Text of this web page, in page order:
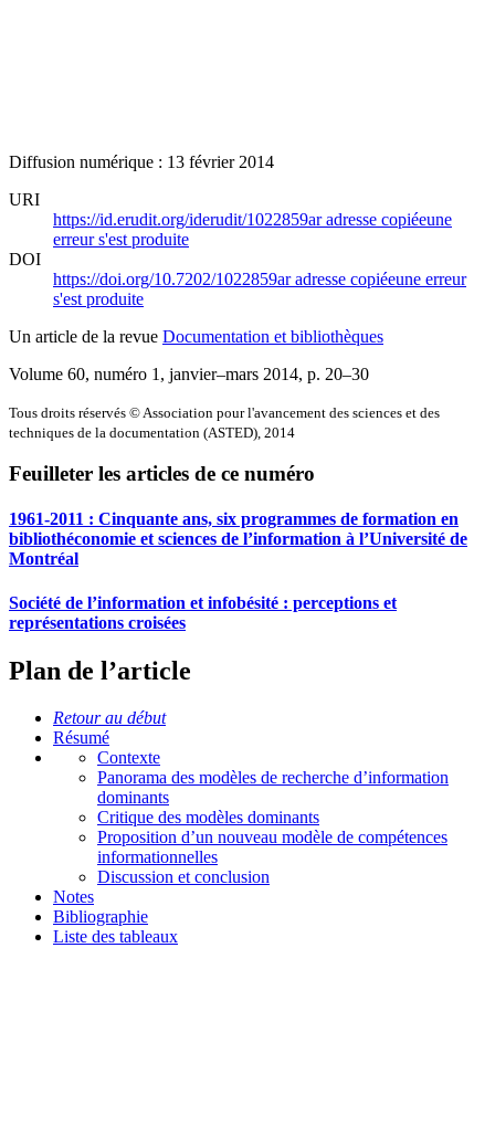
Diffusion numérique : 13 février 2014
URI
https://id.erudit.org/iderudit/1022859aradresse copiéeune
erreur s'est produite
DOI
https://doi.org/10.7202/1022859aradresse copiéeune erreur
s'est produite
Un article de la revue Documentation et bibliothèques
Volume 60, numéro 1, janvier–mars 2014, p. 20–30
Tous droits réservés © Association pour l'avancement des sciences et des
techniques de la documentation (ASTED), 2014
Feuilleter les articles de ce numéro
1961-2011 : Cinquante ans, six programmes de formation en
bibliothéconomie et sciences de l’information à l’Université de
Montréal
Société de l’information et infobésité : perceptions et
représentations croisées
Plan de l’article
Retour au début
Résumé
Contexte
Panorama des modèles de recherche d’information
dominants
Critique des modèles dominants
Proposition d’un nouveau modèle de compétences
informationnelles
Discussion et conclusion
Notes
Bibliographie
Liste des tableaux